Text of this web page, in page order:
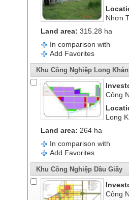
Nhơn
Land area: 315.28 ha
In comparison with
Add Favorites
Khu Công Nghiệp Long
Công
Long
Land area: 264 ha
In comparison with
Add Favorites
Khu Công Nghiệp Dầu Giây
Công